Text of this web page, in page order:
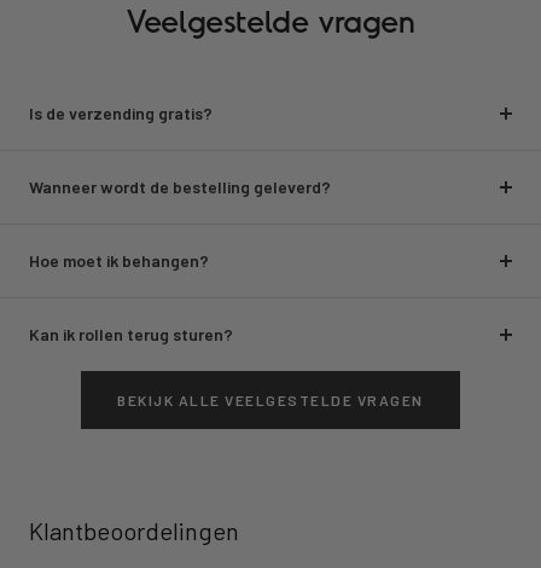
Veelgestelde vragen
Is de verzending gratis?
Wanneer wordt de bestelling geleverd?
Hoe moet ik behangen?
Kan ik rollen terug sturen?
BEKIJK ALLE VEELGESTELDE VRAGEN
Klantbeoordelingen